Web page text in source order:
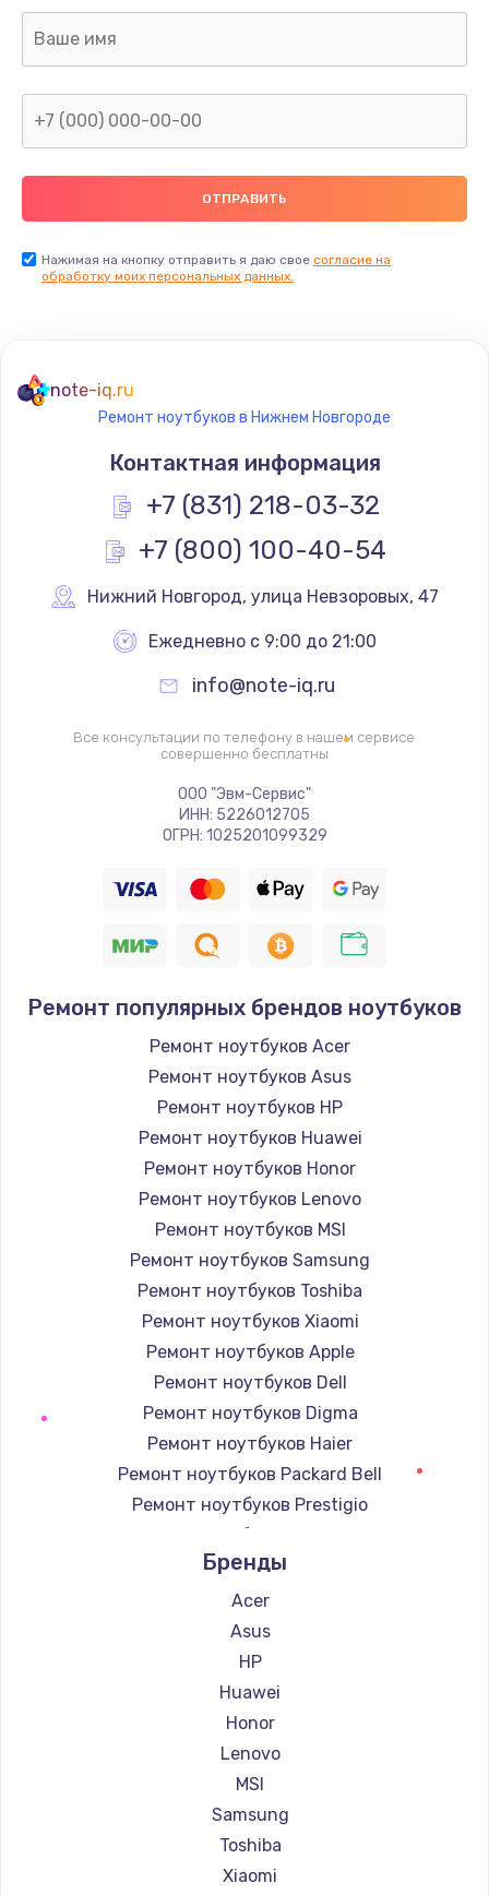
Заказать
Замена микрофона
900 руб.
Заказать
Замена системы охлаждения
1395 руб.
Заказать
Замена термопасты
Замена шлейфа матрицы
990 руб.
Заказать
Замена экрана
940 руб.
2750 руб.
Замена SSD
995 руб.
Заказать
Замена аккумулятора
Заказать
Замена клавиатуры
Заказать
Замена HDMI
445 руб.
Заказать
Нажимая на кнопку отправить я даю свое согласие на
обработку моих персональных данных.
note-iq.ru
Ремонт ноутбуков в Нижнем Новгороде
Контактная информация
+7 (831) 218-03-32
+7 (800) 100-40-54
Нижний Новгород, улица Невзоровых, 47
Ежедневно с 9:00 до 21:00
info@note-iq.ru
Все консультации по телефону в нашем сервисе
совершенно бесплатны
ООО "Эвм-Сервис"
ИНН: 5226012705
ОГРН: 1025201099329
Ремонт популярных брендов ноутбуков
Ремонт ноутбуков Acer
Ремонт ноутбуков Asus
Ремонт ноутбуков HP
Ремонт ноутбуков Huawei
Ремонт ноутбуков Honor
Ремонт ноутбуков Lenovo
Ремонт ноутбуков MSI
Ремонт ноутбуков Samsung
Ремонт ноутбуков Toshiba
Ремонт ноутбуков Xiaomi
Ремонт ноутбуков Apple
Ремонт ноутбуков Dell
Ремонт ноутбуков Digma
Ремонт ноутбуков Haier
Ремонт ноутбуков Packard Bell
Ремонт ноутбуков Prestigio
Ремонт ноутбуков Microsoft
Ремонт ноутбуков Alienware
Ремонт ноутбуков Aquarius
Ремонт ноутбуков Gigabyte
Ремонт ноутбуков Aorus
Ремонт ноутбуков Maibenben
Ремонт ноутбуков Epson
Ремонт ноутбуков Philips
Ремонт ноутбуков LG
Ремонт ноутбуков Panasonic
Ремонт ноутбуков Irbis
Ремонт ноутбуков Thunderobot
Бренды
Acer
Asus
HP
Huawei
Honor
Lenovo
MSI
Samsung
Toshiba
Xiaomi